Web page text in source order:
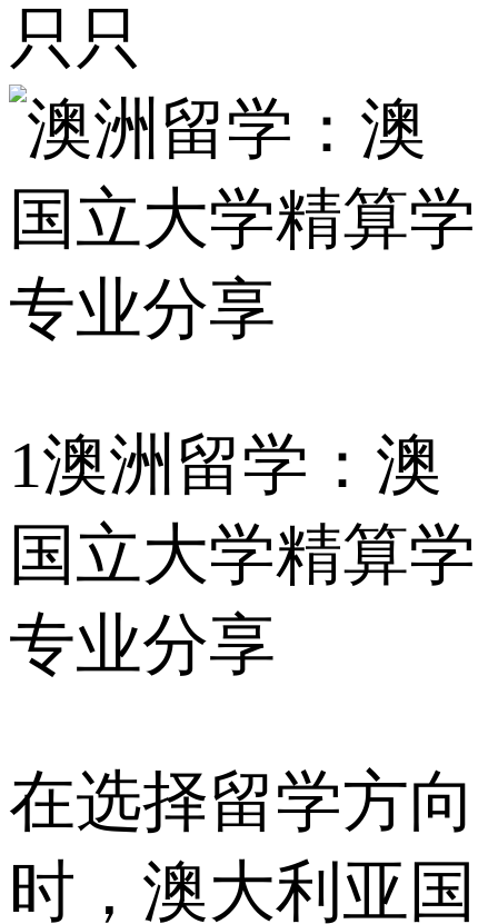
只只
1澳洲留学：澳
国立大学精算学
专业分享
在选择留学方向
时，澳大利亚国